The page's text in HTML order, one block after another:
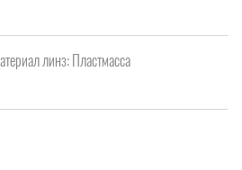
линз: Пластмасса